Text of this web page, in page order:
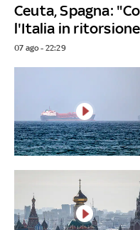
Ceuta, Spagna:
l'Italia in
07 ago - 22:29